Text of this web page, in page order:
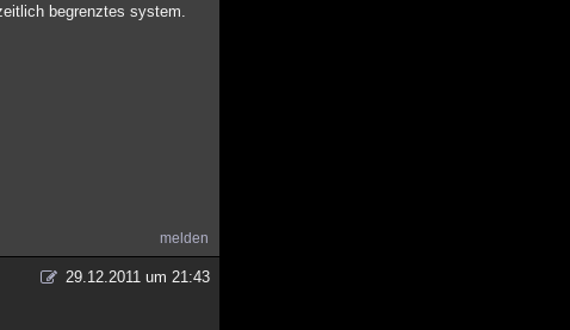
begrenztes system.
melden
29.12.2011 um 21:43